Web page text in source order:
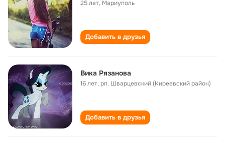
25 лет, Мариуполь
Добавить в друзья
Вика Рязанова
16 лет,рп. Шварцевский (Киреевский район)
Добавить в друзья